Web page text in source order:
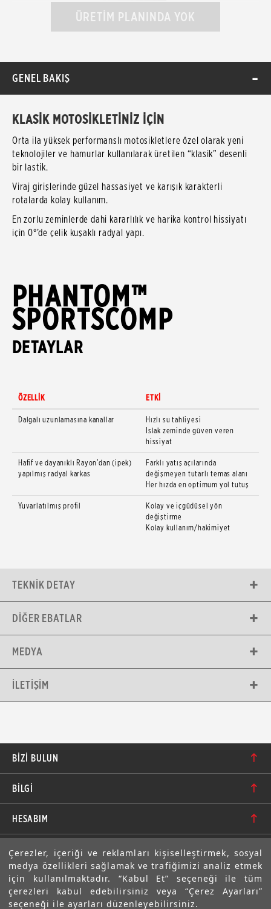
Çerezler, içeriği ve reklamları kişiselleştirmek, sosyal
medya özellikleri sağlamak ve trafiğimizi analiz etmek
için kullanılmaktadır. “Kabul Et” seçeneği ile tüm
çerezleri kabul edebilirsiniz veya “Çerez Ayarları”
seçeneği ile ayarları düzenleyebilirsiniz.
ÜRETİM PLANINDA YOK
GENEL BAKIŞ
KLASİK MOTOSİKLETİNİZ İÇİN
Orta ila yüksek performanslı motosikletlere özel olarak yeni
teknolojiler ve hamurlar kullanılarak üretilen “klasik” desenli
bir lastik.
Viraj girişlerinde güzel hassasiyet ve karışık karakterli
rotalarda kolay kullanım.
En zorlu zeminlerde dahi kararlılık ve harika kontrol hissiyatı
için 0°’de çelik kuşaklı radyal yapı.
PHANTOM™
SPORTSCOMP
DETAYLAR
ÖZELLİK ETKİ
Dalgalı uzunlamasına kanallar
Hızlı su tahliyesi
Islak zeminde güven veren
hissiyat
Hafif ve dayanıklı Rayon’dan (ipek)
yapılmış radyal karkas
Farklı yatış açılarında
değişmeyen tutarlı temas alanı
Her hızda en optimum yol tutuş
Yuvarlatılmış profil
Kolay ve içgüdüsel yön
değiştirme
Kolay kullanım/hakimiyet
TEKNIK DETAY
DIĞER EBATLAR
MEDYA
İLETIŞIM
BIZI BULUN
bilgi@motolastik.com
+90 549 549 66 86
+90 232 462 08 42
BİLGİ
Banka Hesap Numaraları
Teknik Bilgi
Sıkça Sorulan Sorular
HESABIM
Siparişler
Adresler
Üyelik Bilgilerim
E-BÜLTEN
Abone olarak aramıza katılın. Avantajlardan ve indirimlerden
ilk sizin haberiniz olsun!